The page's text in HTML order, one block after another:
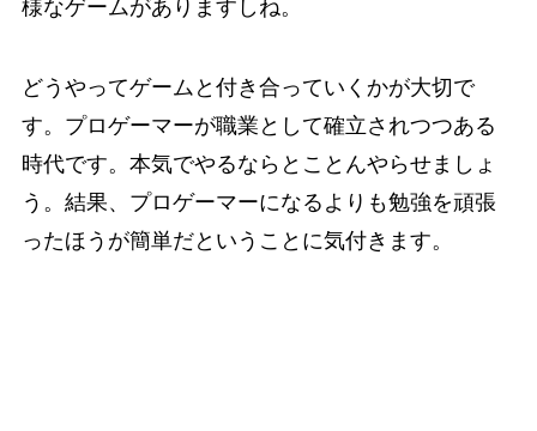
様なゲームがありますしね。
どうやってゲームと付き合っていくかが大切で
す。プロゲーマーが職業として確立されつつある
時代です。本気でやるならとことんやらせましょ
う。結果、プロゲーマーになるよりも勉強を頑張
ったほうが簡単だということに気付きます。